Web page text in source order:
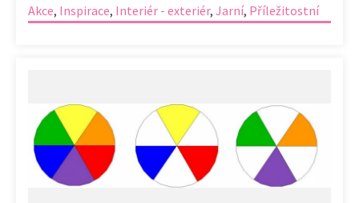
Akce, Inspirace, Interiér - exteriér, Jarní, Příležitostní